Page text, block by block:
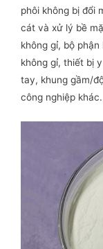
phôi không bị đổi
cát và xử lý bề
không gỉ, bộ
không gỉ, thiết bị
tay, khung gầm/
công nghiệp khác.